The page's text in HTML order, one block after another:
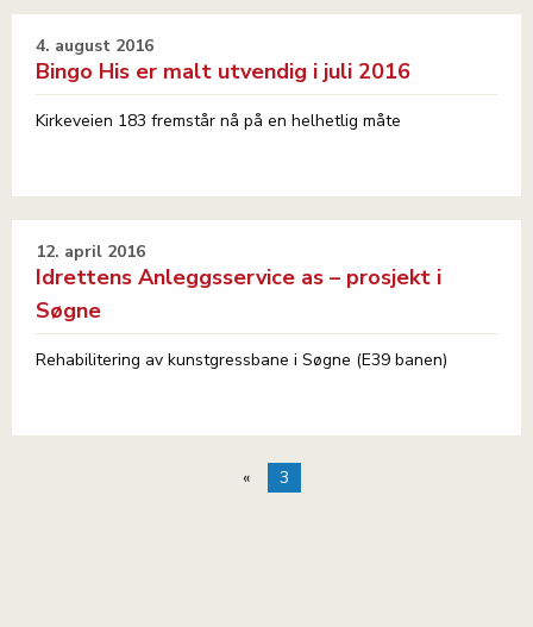
4. august 2016
Bingo His er malt utvendig i juli 2016
Kirkeveien 183 fremstår nå på en helhetlig måte
12. april 2016
Idrettens Anleggsservice as – prosjekt i
Søgne
Rehabilitering av kunstgressbane i Søgne (E39 banen)
« 3